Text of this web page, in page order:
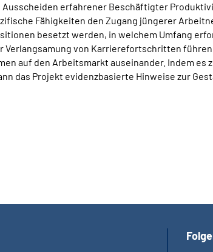
erfahrener Beschäftigter
Fähigkeiten den Zugang jüngerer
besetzt werden, in welchem Umfang
von Karrierefortschritten führen
auf den Arbeitsmarkt auseinander. Indem
das Projekt evidenzbasierte Hinweise zur